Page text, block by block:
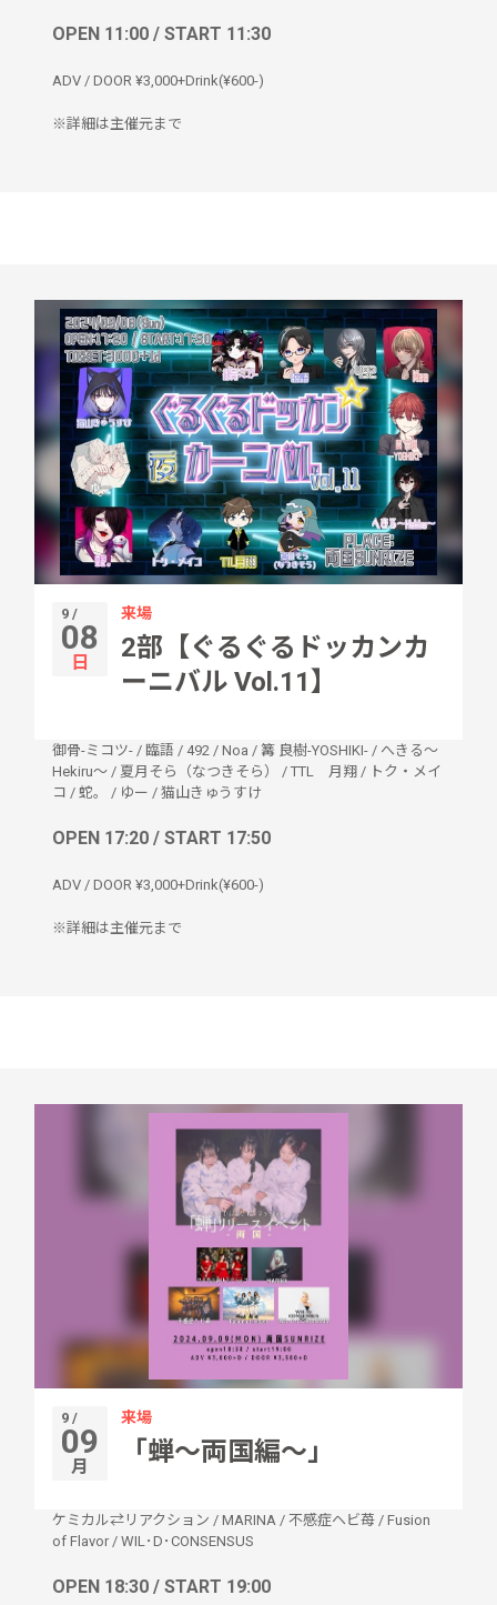
OPEN 11:00 / START 11:30
ADV / DOOR ¥3,000+Drink(¥600-)
※詳細は主催元まで
9 /
08
日
来場
2部【ぐるぐるドッカンカ
ーニバル Vol.11】
御骨-ミコツ- / 臨語 / 492 / Noa / 篝 良樹-YOSHIKI- / へきる〜
Hekiru〜 / 夏月そら（なつきそら） / TTL 月翔 / トク・メイ
コ / 蛇。 / ゆー / 猫山きゅうすけ
OPEN 17:20 / START 17:50
ADV / DOOR ¥3,000+Drink(¥600-)
※詳細は主催元まで
9 /
09
月
来場
「蝉〜両国編〜」
ケミカル⇄リアクション / MARINA / 不感症ヘビ苺 / Fusion
of Flavor / WIL･D･CONSENSUS
OPEN 18:30 / START 19:00